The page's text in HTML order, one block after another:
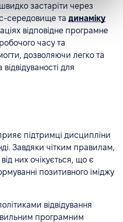
застаріти через
середовище та динаміку
відповідне програмне
часу та
дозволяючи легко та
для
підтримці дисципліни
Завдяки чітким правилам,
них очікується, що є
позитивного іміджу
відвідування
програмним